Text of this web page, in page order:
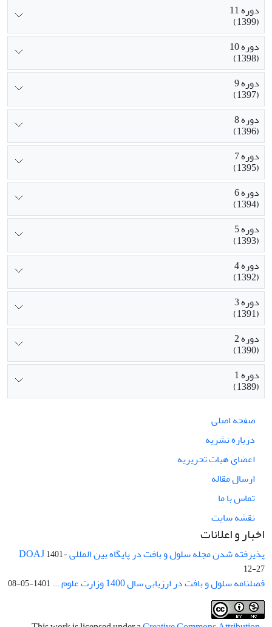
دوره 11
(1399)
دوره 10
(1398)
دوره 9
(1397)
دوره 8
(1396)
دوره 7
(1395)
دوره 6
(1394)
دوره 5
(1393)
دوره 4
(1392)
دوره 3
(1391)
دوره 2
(1390)
دوره 1
(1389)
صفحه اصلی
درباره نشریه
اعضای هیات تحریریه
ارسال مقاله
تماس با ما
نقشه سایت
اخبار و اعلانات
پذیرفته شدن مجله سلول و بافت در پایگاه بین المللی DOAJ1401-
12-27
فصلنامه سلول و بافت در ارزیابی سال 1400 وزارت علوم ... 1401-05-08